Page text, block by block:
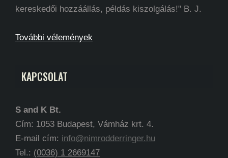
kereskedői hozzáállás, példás kiszolgálás!" B. J.
További vélemények
KAPCSOLAT
S and K Bt.
Cím: 1053 Budapest, Vámház krt. 4.
E-mail cím: info@nimrodderringer.hu
Tel.: (0036) 1 2669147